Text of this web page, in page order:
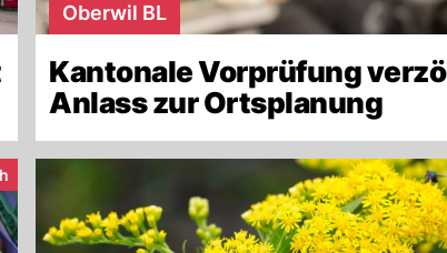
Oberwil BL
Kantonale Vorprüfung
Anlass zur Ortsplanung
veröffentlicht: